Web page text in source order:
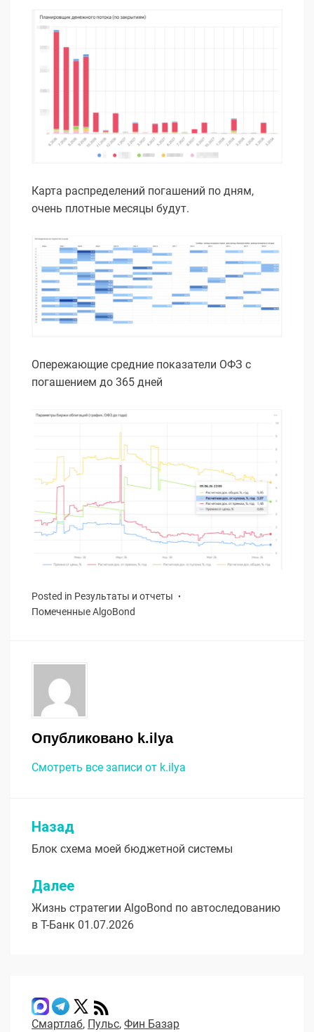
Карта распределений погашений по дням,
очень плотные месяцы будут.
Опережающие средние показатели ОФЗ с
погашением до 365 дней
Posted in Результаты и отчеты
ПомеченныеAlgoBond
Опубликовано k.ilya
Смотреть все записи от k.ilya
Навигация
по
записям
Назад
Блок схема моей бюджетной системы
Далее
Жизнь стратегии AlgoBond по автоследованию
в Т-Банк 01.07.2026
Смартлаб, Пульс, Фин Базар